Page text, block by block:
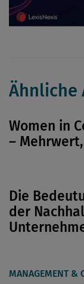
Ähnliche
Women in
–
Die
der
MANAGEMENT &